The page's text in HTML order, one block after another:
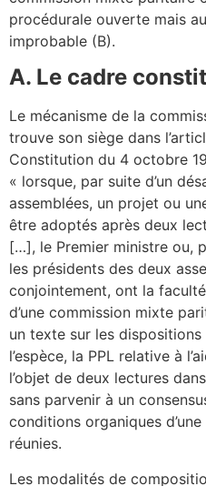
procédurale ouverte mais
improbable (B).
A. Le cadre
Le mécanisme de la
trouve son siège dans
Constitution du 4 octobre
« lorsque, par suite d’un
assemblées, un projet ou
être adoptés après deux
[…], le Premier ministre ou,
les présidents des deux
conjointement, ont la
d’une commission mixte
un texte sur les
l’espèce, la PPL relative à
l’objet de deux lectures
sans parvenir à un
conditions organiques
réunies.
Les modalités de